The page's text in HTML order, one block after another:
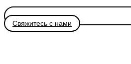
Свяжитесь с нами